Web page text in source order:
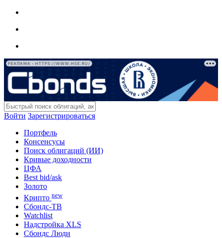
РЕКЛАМА • HTTPS://WWW.HSE.RU/
Войти Зарегистрироваться
Портфель
Консенсусы
Поиск облигаций (ИИ)
Кривые доходности
ЦФА
Best bid/ask
Золото
Крипто new
Сбондс-ТВ
Watchlist
Надстройка XLS
Сбондс Люди